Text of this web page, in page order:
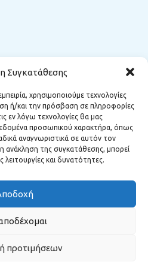
Συγκατάθεσης
χρησιμοποιούμε τεχνολογίες
ή/και την πρόσβαση σε πληροφορίες
εν λόγω τεχνολογίες θα μας
προσωπικού χαρακτήρα, όπως
αναγνωριστικά σε αυτόν τον
ανάκληση της συγκατάθεσης, μπορεί
λειτουργίες και δυνατότητες.
προτιμήσεων
Τ.Κ. 501 00
Σούλα 1, Τ.Κ. 531 00
6, Τ.Κ. 222 00